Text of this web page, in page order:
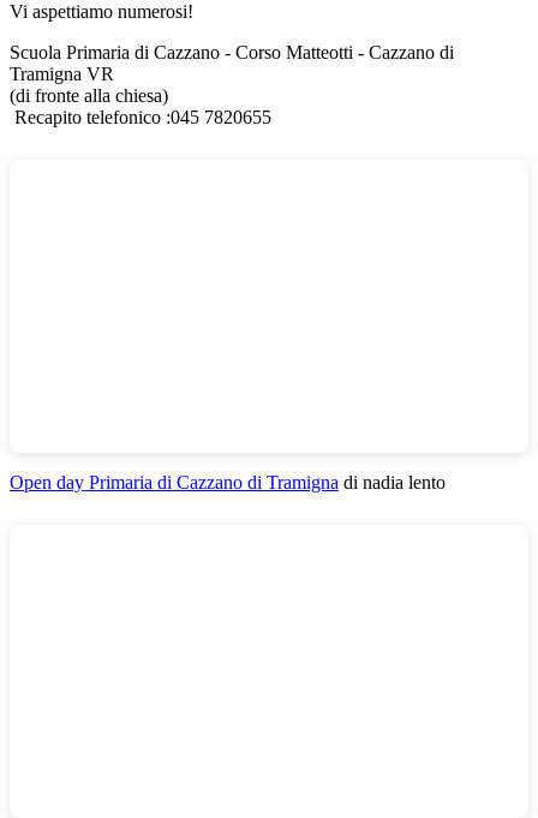
Vi aspettiamo numerosi!
Scuola Primaria di Cazzano - Corso Matteotti - Cazzano di
Tramigna VR
(di fronte alla chiesa)
Recapito telefonico :045 7820655
Open day Primaria di Cazzano di Tramigna di nadia lento